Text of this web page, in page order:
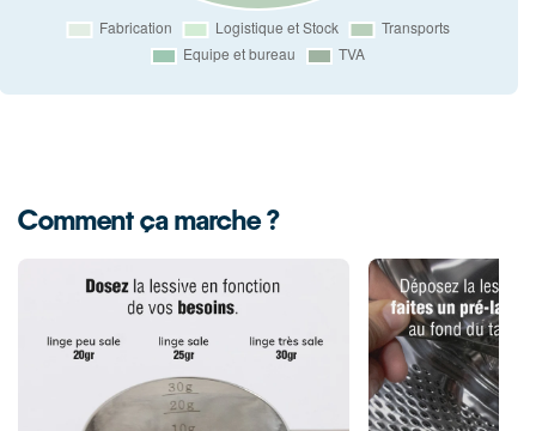
Comment ça marche ?